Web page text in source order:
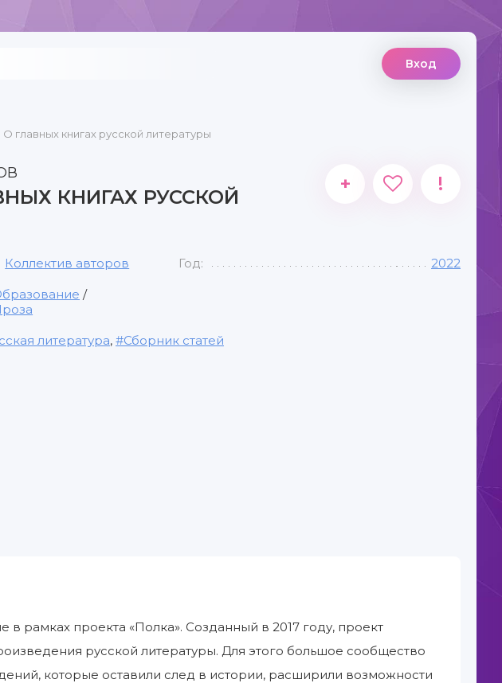
Вход
О главных книгах русской литературы
КНИГАХ РУССКОЙ
+ !
Коллектив авторов Год: 2022
/
литература, Сборник статей
в рамках проекта «Полка». Созданный в 2017 году, проект
русской литературы. Для этого большое сообщество
которые оставили след в истории, расширили возможности